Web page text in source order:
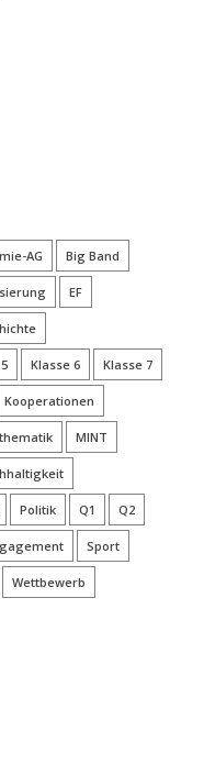
AG Big Band
EF
Klasse 6 Klasse 7
Kooperationen
MINT
Politik Q1 Q2
Sport
Wettbewerb